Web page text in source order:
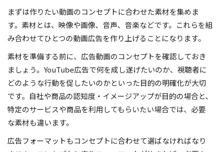
まずは作りたい動画のコンセプトに合わせた素材を集めま
す。素材とは、映像や画像、音声、音楽などです。これらを組
み合わせてひとつの動画広告を作り上げることになります。
素材を準備する前に、広告動画のコンセプトを確認しておき
ましょう。YouTube広告で何を成し遂げたいのか、視聴者に
どのような行動を促したいのかといった目的の明確化が大切
です。自社や商品の認知度・イメージアップが目的の場合と、
特定のサービスや商品を利用してもらいたい場合では、必要
な素材も違います。
広告フォーマットもコンセプトに合わせて選ばなければなり